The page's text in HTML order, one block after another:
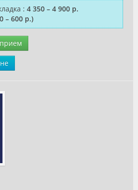
: 4 350 – 4 900 р.
– 600 р.)